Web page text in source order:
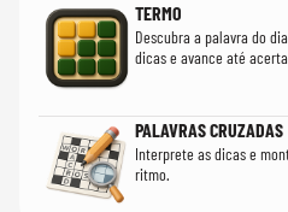
TERMO
Descubra a palavra do
dicas e avance até
PALAVRAS CRUZADAS
Interprete as dicas e
ritmo.